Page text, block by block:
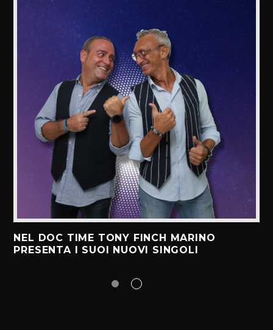
NEL DOC TIME TONY FINCH MARINO
PRESENTA I SUOI NUOVI SINGOLI